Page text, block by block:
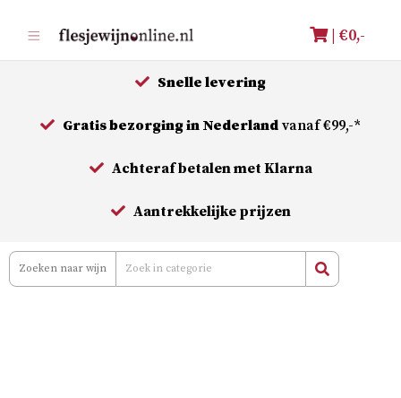
naar
de
| €0,-
Snelle levering
Gratis bezorging in Nederland vanaf €99,-*
Achteraf betalen met Klarna
Aantrekkelijke prijzen